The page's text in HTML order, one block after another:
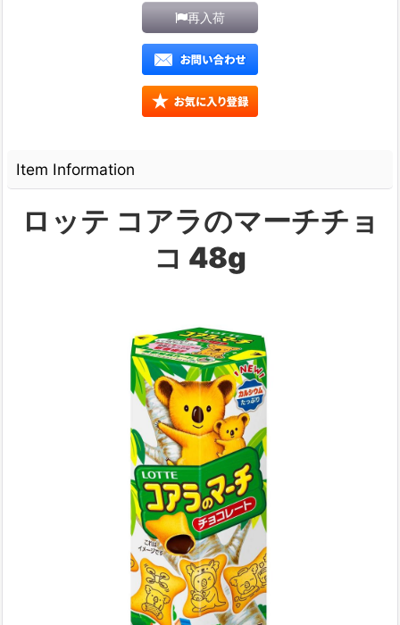
再入荷
Item Information
ロッテ コアラのマーチチョ
コ 48g